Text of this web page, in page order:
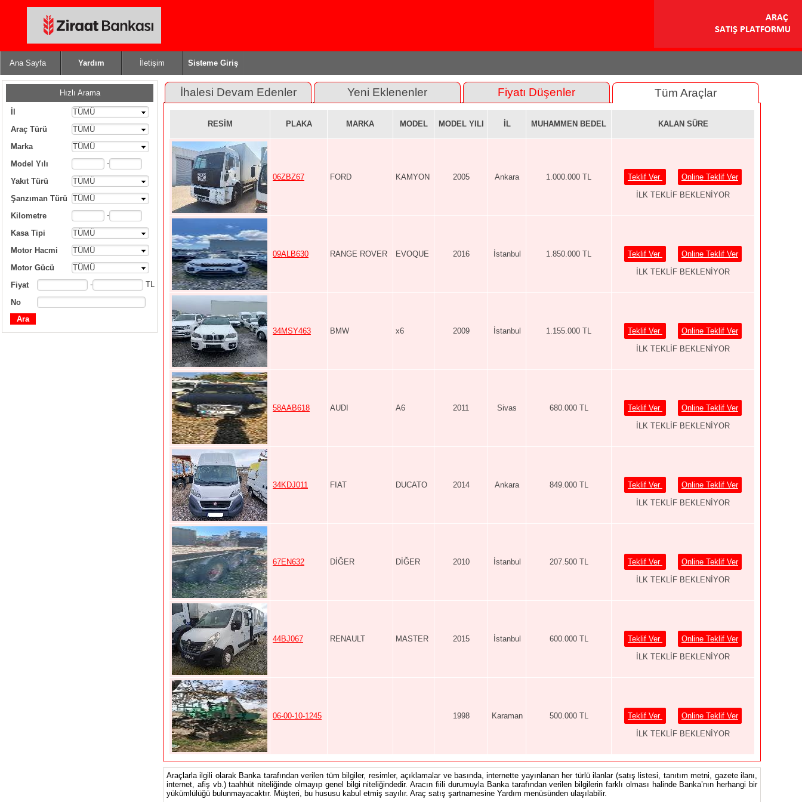
Ana Sayfa Yardım İletişim Sisteme Giriş
Hızlı Arama
TÜMÜ
Araç Türü
TÜMÜ
Marka
TÜMÜ
Model Yılı
-
Yakıt Türü
TÜMÜ
Şanzıman Türü
TÜMÜ
Kilometre
-
Kasa Tipi
TÜMÜ
Motor Hacmi
TÜMÜ
Motor Gücü
TÜMÜ
Fiyat
- TL
No
İhalesi Devam Edenler Yeni Eklenenler Fiyatı Düşenler Tüm Araçlar
RESİM PLAKA MARKA MODEL MODEL YILI İL MUHAMMEN BEDEL KALAN SÜRE
06ZBZ67 FORD KAMYON 2005 Ankara 1.000.000 TL Teklif Ver
Online Teklif Ver
İLK TEKLİF BEKLENİYOR
09ALB630 RANGE ROVER EVOQUE 2016 İstanbul 1.850.000 TL Teklif Ver
Online Teklif Ver
İLK TEKLİF BEKLENİYOR
34MSY463 BMW x6 2009 İstanbul 1.155.000 TL Teklif Ver
Online Teklif Ver
İLK TEKLİF BEKLENİYOR
58AAB618 AUDI A6 2011 Sivas 680.000 TL Teklif Ver
Online Teklif Ver
İLK TEKLİF BEKLENİYOR
34KDJ011 FIAT DUCATO 2014 Ankara 849.000 TL Teklif Ver
Online Teklif Ver
İLK TEKLİF BEKLENİYOR
67EN632 DİĞER DİĞER 2010 İstanbul 207.500 TL Teklif Ver
Online Teklif Ver
İLK TEKLİF BEKLENİYOR
44BJ067 RENAULT MASTER 2015 İstanbul 600.000 TL Teklif Ver
Online Teklif Ver
İLK TEKLİF BEKLENİYOR
06-00-10-1245 1998 Karaman 500.000 TL Teklif Ver
Online Teklif Ver
İLK TEKLİF BEKLENİYOR
Araçlarla ilgili olarak Banka tarafından verilen tüm bilgiler, resimler, açıklamalar ve basında, internette yayınlanan her türlü ilanlar (satış listesi, tanıtım metni, gazete ilanı,
internet, afiş vb.) taahhüt niteliğinde olmayıp genel bilgi niteliğindedir. Aracın fiili durumuyla Banka tarafından verilen bilgilerin farklı olması halinde Banka’nın herhangi bir
yükümlülüğü bulunmayacaktır. Müşteri, bu hususu kabul etmiş sayılır. Araç satış şartnamesine Yardım menüsünden ulaşılabilir.